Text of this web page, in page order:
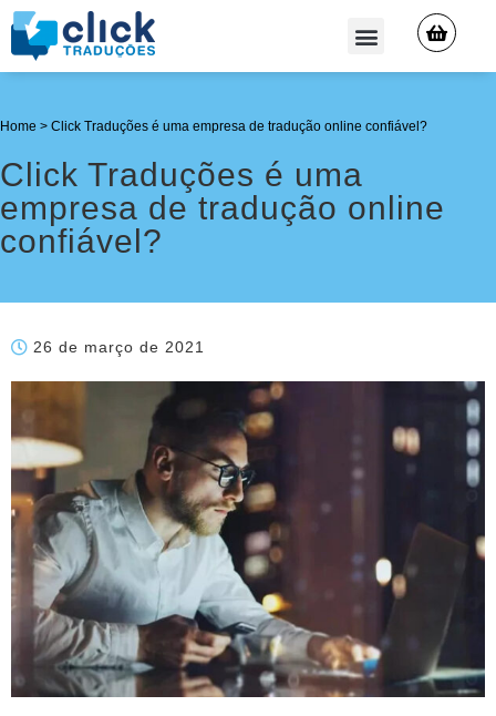
Home > Click Traduções é uma empresa de tradução online confiável?
Click Traduções é uma
empresa de tradução online
confiável?
26 de março de 2021